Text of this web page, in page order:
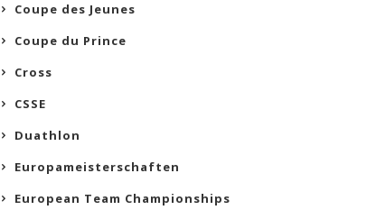
Coupe des Jeunes
Coupe du Prince
Cross
CSSE
Duathlon
Europameisterschaften
European Team Championships